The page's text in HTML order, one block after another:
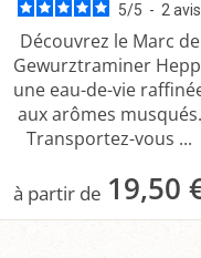
5/5 - 2 avis
Découvrez le Marc de
Gewurztraminer
une eau-de-vie
aux arômes musqués.
Transportez-vous ...
19,50